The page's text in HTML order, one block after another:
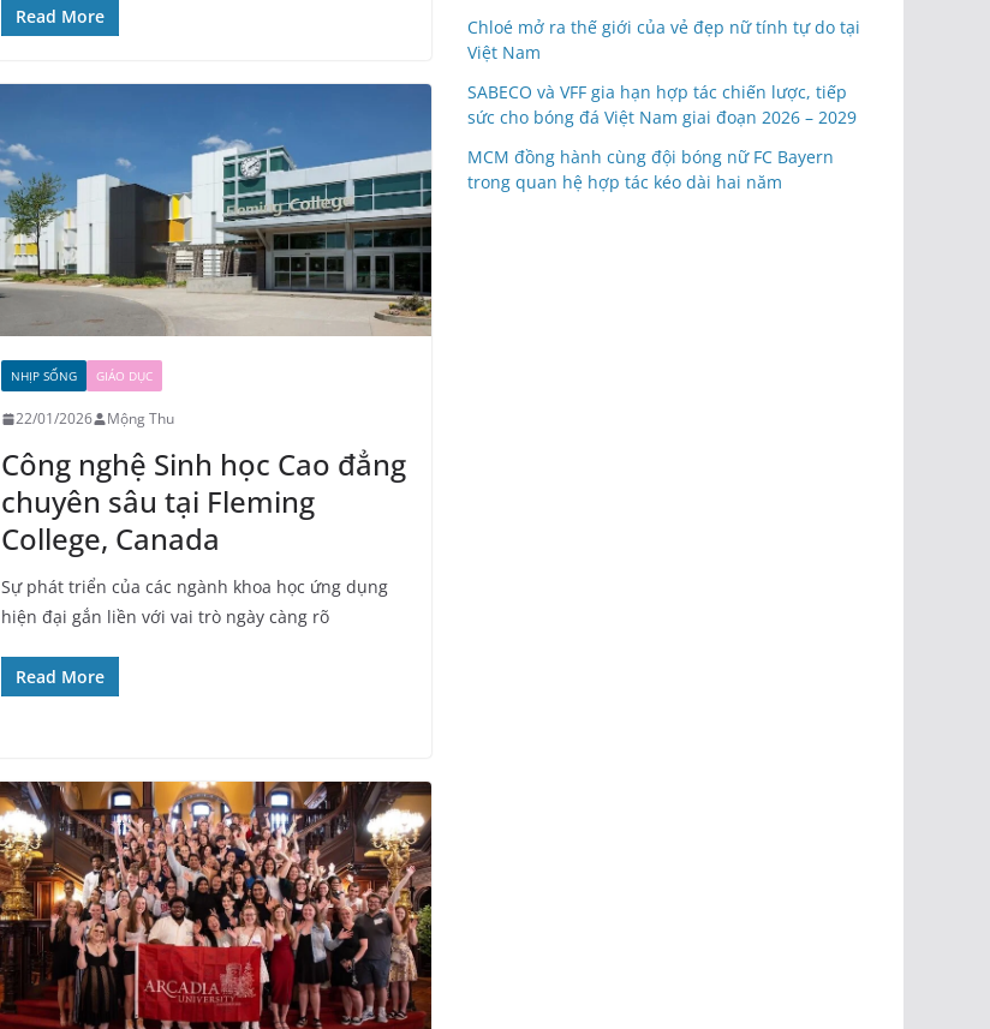
Read More
NHỊP SỐNG GIÁO DỤC
22/01/2026 Mộng Thu
Công nghệ Sinh học Cao đẳng
chuyên sâu tại Fleming
College, Canada
Sự phát triển của các ngành khoa học ứng dụng
hiện đại gắn liền với vai trò ngày càng rõ
Read More
Chloé mở ra thế giới của vẻ đẹp nữ tính tự do tại
Việt Nam
SABECO và VFF gia hạn hợp tác chiến lược, tiếp
sức cho bóng đá Việt Nam giai đoạn 2026 – 2029
MCM đồng hành cùng đội bóng nữ FC Bayern
trong quan hệ hợp tác kéo dài hai năm